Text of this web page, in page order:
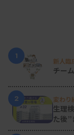
1
新人臨
チー
2 変わ
生理
た後”